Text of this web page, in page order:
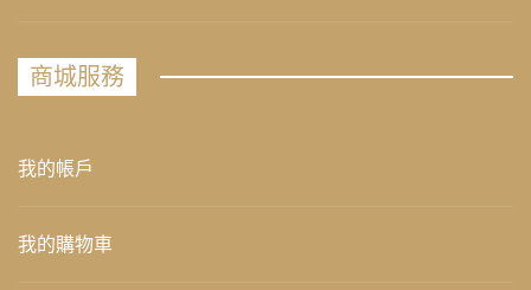
商城服務
我的帳戶
我的購物車